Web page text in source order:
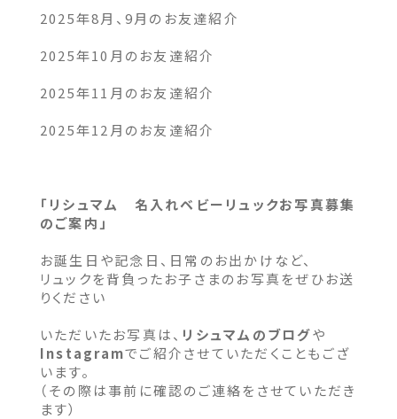
2025年8月、9月のお友達紹介
2025年10月のお友達紹介
2025年11月のお友達紹介
2025年12月のお友達紹介
「リシュマム 名入れベビーリュックお写真募集
のご案内」
お誕生日や記念日、日常のお出かけなど、
リュックを背負ったお子さまのお写真をぜひお送
りください
いただいたお写真は、 リシュマムのブログや
Instagramでご紹介させていただくこともござ
います。
（その際は事前に確認のご連絡をさせていただき
ます）